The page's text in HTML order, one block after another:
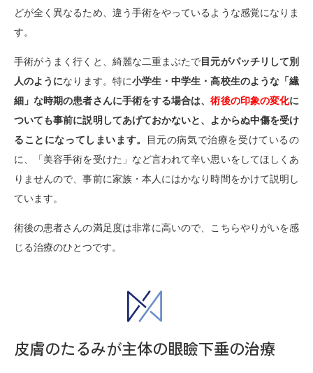
どが全く異なるため、違う手術をやっているような感覚になりま
す。
手術がうまく行くと、綺麗な二重まぶたで目元がパッチリして別
人のようになります。特に小学生・中学生・高校生のような「繊
細」な時期の患者さんに手術をする場合は、術後の印象の変化に
ついても事前に説明してあげておかないと、よからぬ中傷を受け
ることになってしまいます。
目元の病気で治療を受けているの
に、「美容手術を受けた」など言われて辛い思いをしてほしくあ
りませんので、事前に家族・本人にはかなり時間をかけて説明し
ています。
術後の患者さんの満足度は非常に高いので、こちらやりがいを感
じる治療のひとつです。
皮膚のたるみが主体の眼瞼下垂の治療